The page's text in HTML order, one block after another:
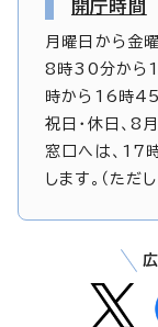
開庁時間
月曜日から金
8時30分から
時から16時45
祝日・休日、
窓口へは、17
します。（た